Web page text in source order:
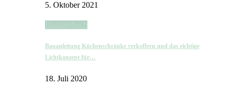
5. Oktober 2021
Bauanleitung Küchenschränke verkoffern und das richtige
Lichtkonzept für…
18. Juli 2020